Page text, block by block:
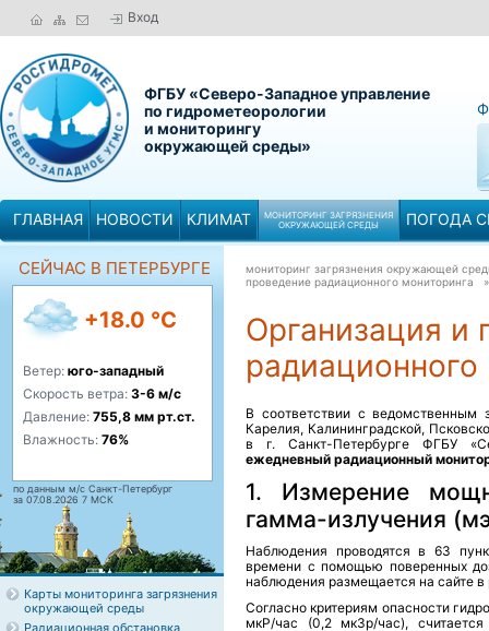
Вход
ФГБУ «Северо-Западное управление
по гидрометеорологии
и мониторингу
окружающей среды»
ГЛАВНАЯ НОВОСТИ КЛИМАТ
МОНИТОРИНГ ЗАГРЯЗНЕНИЯ
ОКРУЖАЮЩЕЙ СРЕДЫ
ПОГОДА
СЕЙЧАС В ПЕТЕРБУРГЕ
+18.0 °C
Ветер: юго-западный
Скорость ветра: 3-6 м/с
Давление: 755,8 мм рт.ст.
Влажность: 76%
по данным м/с Санкт-Петербург
за 07.08.2026 7 МСК
Карты мониторинга загрязнения
окружающей среды
Радиационная обстановка
мониторинг загрязнения окружающей
проведение радиационного
Организация и
В соответствии с ведомственным
Карелия, Калининградской,
в г. Санкт-Петербурге ФГБУ
ежедневный радиационный
1. Измерение
гамма-излучения
Наблюдения проводятся в 63
времени с помощью поверенных
наблюдения размещается на сайте в
Согласно критериям опасности
мкР/час (0,2 мкЗр/час),